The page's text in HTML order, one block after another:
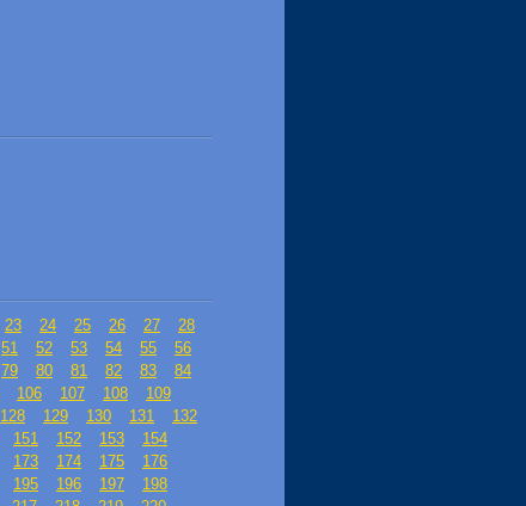
23 24 25 26 27
28
51 52 53 54 55
56
79 80 81 82 83
84
106 107 108
109
128 129 130 131
132
151 152 153
154
173 174 175
176
195 196 197
198